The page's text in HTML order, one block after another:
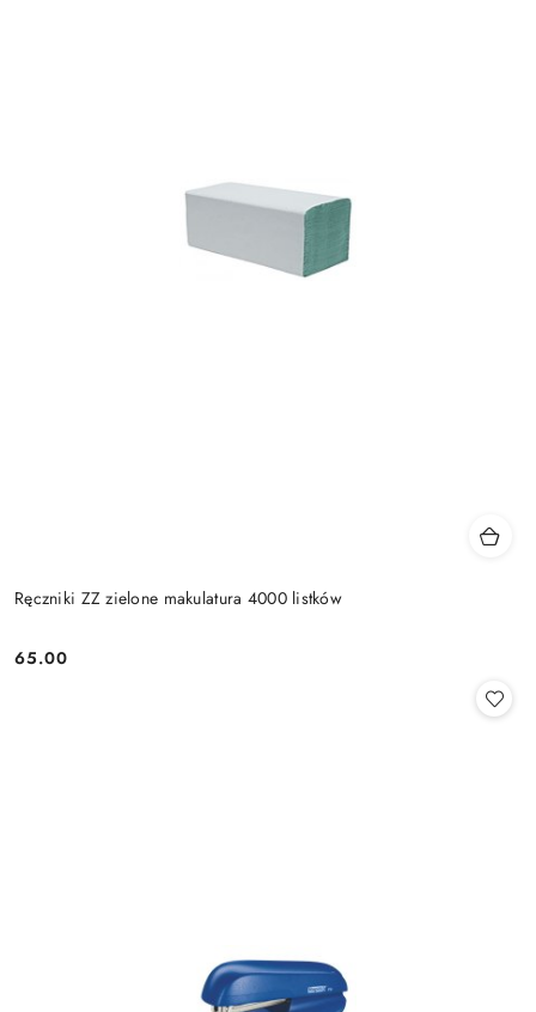
Ręczniki ZZ zielone makulatura 4000 listków
Cena:
65.00